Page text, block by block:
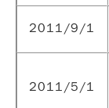
2011/9/1
2011/5/1